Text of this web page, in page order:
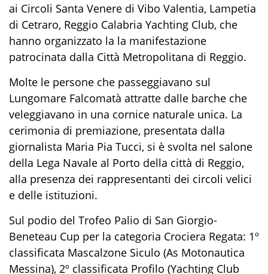
ai Circoli Santa Venere di Vibo Valentia, Lampetia
di Cetraro, Reggio Calabria Yachting Club, che
hanno organizzato la la manifestazione
patrocinata dalla Città Metropolitana di Reggio.
Molte le persone che passeggiavano sul
Lungomare Falcomatà attratte dalle barche che
veleggiavano in una cornice naturale unica. La
cerimonia di premiazione, presentata dalla
giornalista Maria Pia Tucci, si è svolta nel salone
della Lega Navale al Porto della città di Reggio,
alla presenza dei rappresentanti dei circoli velici
e delle istituzioni.
Sul podio del Trofeo Palio di San Giorgio-
Beneteau Cup per la categoria Crociera Regata: 1º
classificata Mascalzone Siculo (As Motonautica
Messina), 2º classificata Profilo (Yachting Club